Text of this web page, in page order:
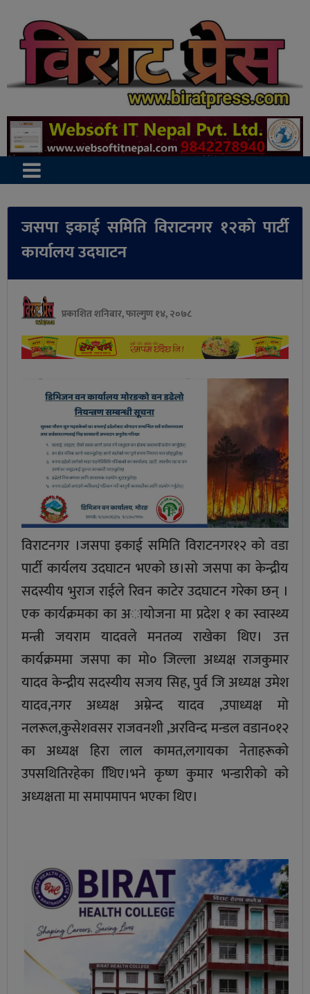
जसपा इकाई समिति विराटनगर १२काे पार्टी
कार्यालय उदघाटन
प्रकाशित शनिबार, फाल्गुण १४, २०७८
विराटनगर ।जसपा इकाई समिति विराटनगर१२ काे वडा
पार्टी कार्यलय उदघाटन भएकाे छ।साे जसपा का केन्द्रीय
सदस्यीय भुराज राईले रिवन काटेर उदघाटन गरेका छन् ।
एक कार्यक्रमका का अायाेजना मा प्रदेश १ का स्वास्थ्य
मन्त्री जयराम यादवले मनतव्य राखेका थिए। उत्त
कार्यक्रममा जसपा का माे० जिल्ला अध्यक्ष राजकुमार
यादव केन्द्रीय सदस्यीय सजय सिह, पुर्व जि अध्यक्ष उमेश
यादव,नगर अध्यक्ष अम्रेन्द यादव ,उपाध्यक्ष माे
नलरूल,कुसेशवसर राजवनशी ,अरविन्द मन्डल वडान०१२
का अध्यक्ष हिरा लाल कामत,लगायका नेताहरूकाे
उपसथितिरहेका थििए।भने कृष्ण कुमार भन्डारीकाे काे
अध्यक्षता मा समापमापन भएका थिए।